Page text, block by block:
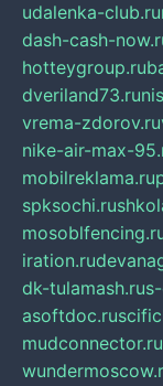
udalenka-club.ru
dash-cash-
hotteygroup.ru
dveriland73.ru
vrema-zdorov.ru
nike-air-max-
mobilreklama.ru
spksochi.ru
iration.ru
dk-tulamash.ru
asoftdoc.ru
mudconnector.ru